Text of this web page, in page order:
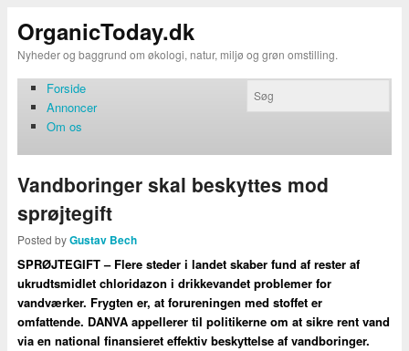
OrganicToday.dk
Nyheder og baggrund om økologi, natur, miljø og grøn omstilling.
Forside
Annoncer
Om os
Vandboringer skal beskyttes mod
sprøjtegift
Posted byGustav Bech
SPRØJTEGIFT – Flere steder i landet skaber fund af rester af
ukrudtsmidlet chloridazon i drikkevandet problemer for
vandværker. Frygten er, at forureningen med stoffet er
omfattende. DANVA appellerer til politikerne om at sikre rent vand
via en national finansieret effektiv beskyttelse af vandboringer.